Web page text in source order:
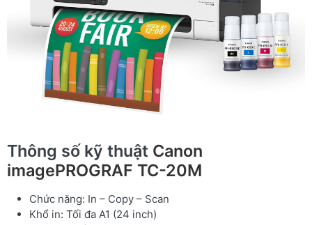
Thông số kỹ thuật Canon
imagePROGRAF TC-20M
Chức năng: In – Copy – Scan
Khổ in: Tối đa A1 (24 inch)